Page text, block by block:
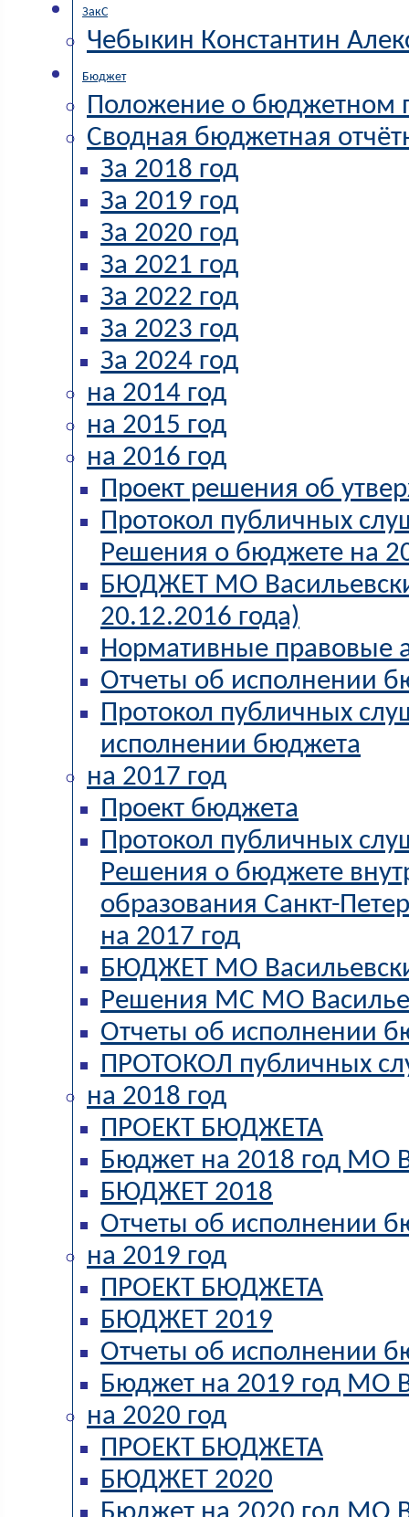
ЗакС
Чебыкин Константин
Бюджет
Положение о бюджетном
Сводная бюджетная
За 2018 год
За 2019 год
За 2020 год
За 2021 год
За 2022 год
За 2023 год
За 2024 год
на 2014 год
на 2015 год
на 2016 год
Проект решения об
Протокол публичных
Решения о бюджете на
БЮДЖЕТ МО
20.12.2016 года)
Нормативные правовые
Отчеты об исполнении
Протокол публичных
исполнении бюджета
на 2017 год
Проект бюджета
Протокол публичных
Решения о бюджете
образования Санкт-
на 2017 год
БЮДЖЕТ МО
Решения МС МО
Отчеты об исполнении
ПРОТОКОЛ публичных
на 2018 год
ПРОЕКТ БЮДЖЕТА
Бюджет на 2018 год МО
БЮДЖЕТ 2018
Отчеты об исполнении
на 2019 год
ПРОЕКТ БЮДЖЕТА
БЮДЖЕТ 2019
Отчеты об исполнении
Бюджет на 2019 год МО
на 2020 год
ПРОЕКТ БЮДЖЕТА
БЮДЖЕТ 2020